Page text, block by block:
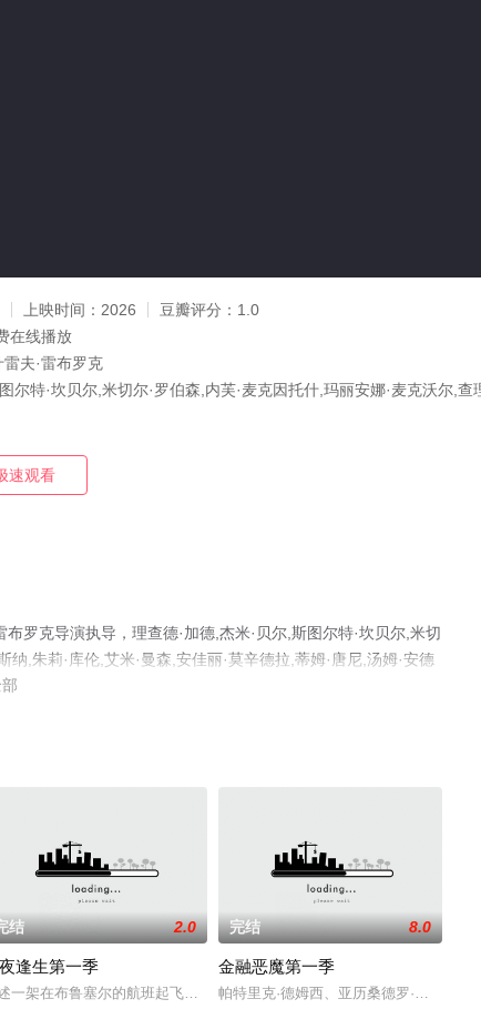
上映时间： 2026 豆瓣评分： 1.0
在线播放
夫·雷布罗克
尔特·坎贝尔,米切尔·罗伯森,内芙·麦克因托什,玛丽安娜·麦克沃尔,查
速观看
罗克导演执导，理查德·加德,杰米·贝尔,斯图尔特·坎贝尔,米切
,朱莉·库伦,艾米·曼森,安佳丽·莫辛德拉,蒂姆·唐尼,汤姆·安德
电视剧全集就上星空电影网，更多相关信息可移步至豆瓣电
尔起飞的一个夜间航班上的乘客竭力求生。
结 2.0
逢生第一季
一架在布鲁塞尔的航班起飞后，此时太阳活动突变令到被照射到的生物
完结 8.0
金融恶魔第一季
帕特里克·德姆西、亚历桑德罗·博尔吉([